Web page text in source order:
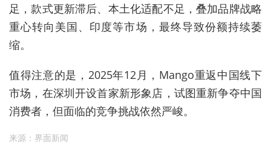
足，款式更新滞后、本土化适配不足，叠加品牌战略
重心转向美国、印度等市场，最终导致份额持续萎
缩。
值得注意的是，2025年12月，Mango重返中国线下
市场，在深圳开设首家新形象店，试图重新争夺中国
消费者，但面临的竞争挑战依然严峻。
来源：界面新闻